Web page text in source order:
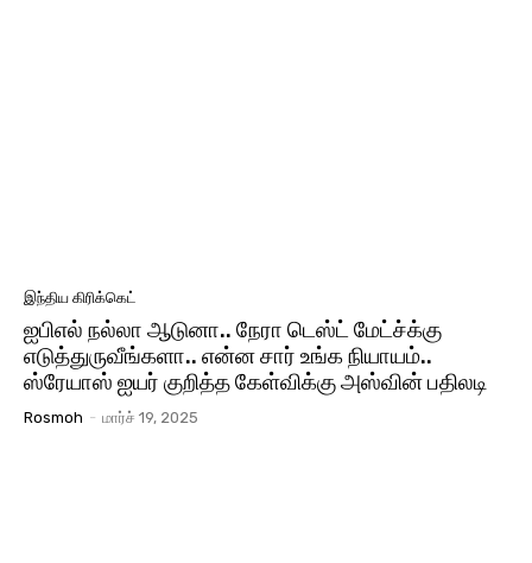
இந்திய கிரிக்கெட்
ஐபிஎல் நல்லா ஆடுனா.. நேரா டெஸ்ட் மேட்ச்க்கு
எடுத்துருவீங்களா.. என்ன சார் உங்க நியாயம்..
ஸ்ரேயாஸ் ஐயர் குறித்த கேள்விக்கு அஸ்வின் பதிலடி
Rosmoh - மார்ச் 19, 2025